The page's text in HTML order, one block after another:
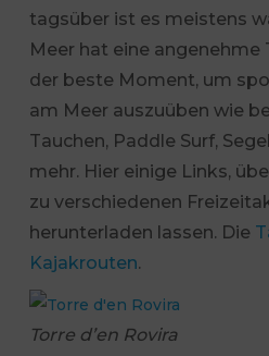
tagsüber ist es meistens
Meer hat eine angenehme
der beste Moment, um
am Meer auszuüben wie
Tauchen, Paddle Surf,
mehr. Hier einige Links,
zu verschiedenen
herunterladen lassen. Die
Kajakrouten.
Torre d’en Rovira